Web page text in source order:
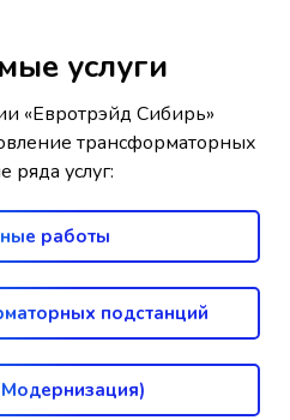
услуги
«Евротрэйд Сибирь»
трансформаторных
ряда услуг:
работы
подстанций